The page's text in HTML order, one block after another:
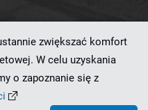
zwiększać komfort
W celu uzyskania
o zapoznanie się z